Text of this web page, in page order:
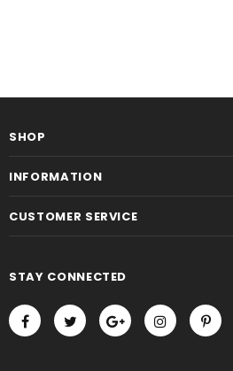
SHOP
INFORMATION
CUSTOMER SERVICE
STAY CONNECTED